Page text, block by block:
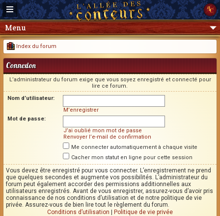
Menu
Index du forum
Connexion
L’administrateur du forum exige que vous soyez enregistré et connecté pour
lire ce forum.
Nom d’utilisateur:
M’enregistrer
Mot de passe:
J’ai oublié mon mot de passe
Renvoyer l’e-mail de confirmation
Me connecter automatiquement à chaque visite
Cacher mon statut en ligne pour cette session
Vous devez être enregistré pour vous connecter. L’enregistrement ne prend
que quelques secondes et augmente vos possibilités. L’administrateur du
forum peut également accorder des permissions additionnelles aux
utilisateurs enregistrés. Avant de vous enregistrer, assurez-vous d’avoir pris
connaissance de nos conditions d’utilisation et de notre politique de vie
privée. Assurez-vous de bien lire tout le règlement du forum.
Conditions d’utilisation
Politique de vie privée